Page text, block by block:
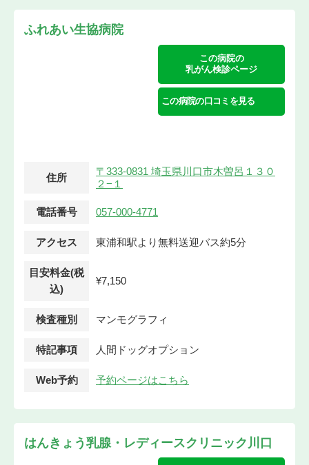
ふれあい生協病院
この病院の
乳がん検診ページ
この病院の口コミを見る
住所
〒333-0831 埼玉県川口市木曽呂１３０
２−１
電話番号 057-000-4771
アクセス 東浦和駅より無料送迎バス約5分
目安料金(税
込)
¥7,150
検査種別 マンモグラフィ
特記事項 人間ドッグオプション
Web予約 予約ページはこちら
はんきょう乳腺・レディースクリニック川口